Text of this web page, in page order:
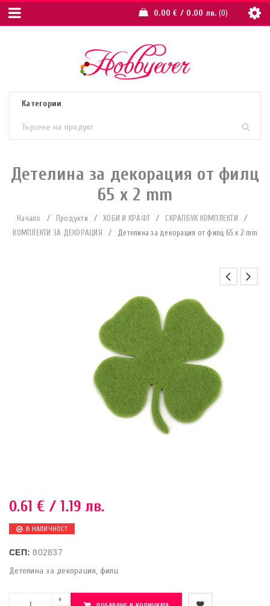
0.00€ / 0.00 лв. 0
Детелина за декорация от филц
65 х 2 mm
Начало / Продукти / ХОБИ И КРАФТ / СКРАПБУК КОМПЛЕКТИ
/
КОМПЛЕКТИ ЗА ДЕКОРАЦИЯ
/ Детелина за декорация от филц 65 х 2 mm
0.61€ / 1.19 лв.
В НАЛИЧНОСТ
СЕП:802837
Детелина за декорация, филц